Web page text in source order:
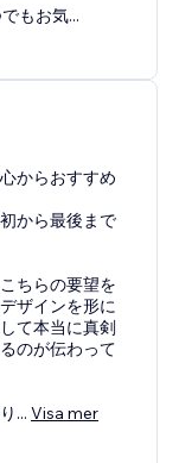
もお気...
からおすすめ
から最後まで
ちらの要望を
ザインを形に
て本当に真剣
のが伝わって
... Visa mer